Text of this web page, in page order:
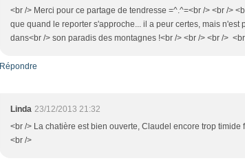
<br /> Merci pour ce partage de tendresse =^.^=<br /> <br />
que quand le reporter s'approche... il a peur certes, mais n'est
dans<br /> son paradis des montagnes !<br /> <br /> <br />
Répondre
Linda 23/12/2013 21:32
<br /> La chatière est bien ouverte, Claudel encore trop timide
<br />